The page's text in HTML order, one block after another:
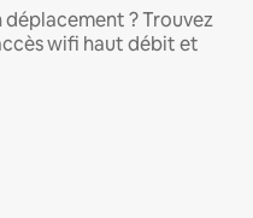
déplacement ? Trouvez
wifi haut débit et